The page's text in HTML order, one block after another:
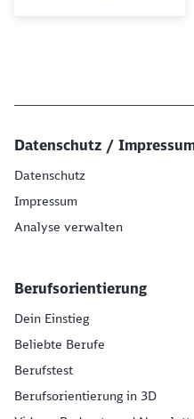
Datenschutz /
Datenschutz
Impressum
Analyse verwalten
Berufsorientierung
Dein Einstieg
Beliebte Berufe
Berufstest
Berufsorientierung in 3D